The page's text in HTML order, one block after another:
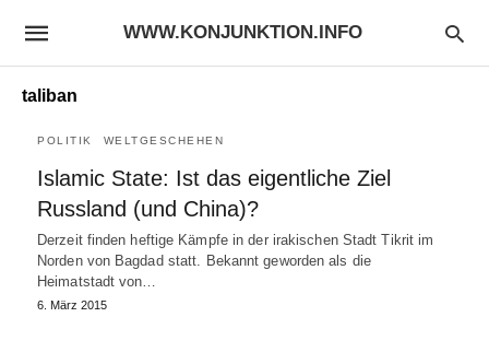
WWW.KONJUNKTION.INFO
taliban
POLITIK WELTGESCHEHEN
Islamic State: Ist das eigentliche Ziel
Russland (und China)?
Derzeit finden heftige Kämpfe in der irakischen Stadt Tikrit im
Norden von Bagdad statt. Bekannt geworden als die
Heimatstadt von…
6. März 2015